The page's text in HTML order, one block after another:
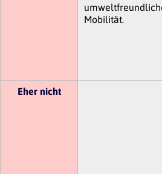
Mobilität.
Eher nicht